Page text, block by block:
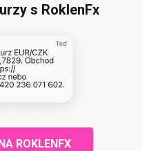
s RoklenFx
ROKLENFX